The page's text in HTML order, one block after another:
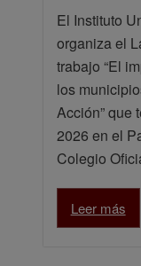
El Instituto
organiza el
trabajo “El
los
Acción” que
2026 en el
Colegio
Leer más